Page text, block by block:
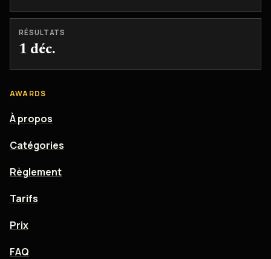
RÉSULTATS
1 déc.
AWARDS
À propos
Catégories
Règlement
Tarifs
Prix
FAQ